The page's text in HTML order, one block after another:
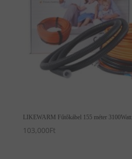
LIKEWARM Fűtőkábel 155 méter 3100Watt
103,000Ft